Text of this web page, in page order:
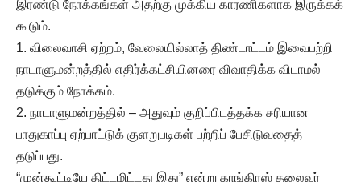
இரண்டு நோக்கங்கள் அதற்கு முக்கிய காரணிகளாக இருக்கக்
கூடும்.
1. விலைவாசி ஏற்றம், வேலையில்லாத் திண்டாட்டம் இவைபற்றி
நாடாளுமன்றத்தில் எதிர்க்கட்சியினரை விவாதிக்க விடாமல்
தடுக்கும் நோக்கம்.
2. நாடாளுமன்றத்தில் – அதுவும் குறிப்பிடத்தக்க சரியான
பாதுகாப்பு ஏற்பாட்டுக் குளறுபடிகள் பற்றிப் பேசிடுவதைத்
தடுப்பது.
“முன்கூட்டியே திட்டமிட்டது இது” என்று காங்கிரஸ் தலைவர்